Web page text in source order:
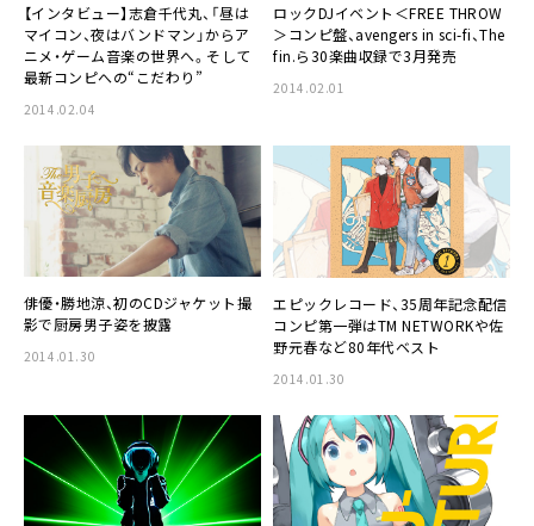
【インタビュー】志倉千代丸、「昼は
マイコン、夜はバンドマン」からア
ニメ・ゲーム音楽の世界へ。そして
最新コンピへの“こだわり”
2014.02.04
ロックDJイベント＜FREE THROW
＞コンピ盤、avengers in sci-fi、The
fin.ら30楽曲収録で3月発売
2014.02.01
俳優・勝地涼、初のCDジャケット撮
影で厨房男子姿を披露
2014.01.30
エピックレコード、35周年記念配信
コンピ第一弾はTM NETWORKや佐
野元春など80年代ベスト
2014.01.30